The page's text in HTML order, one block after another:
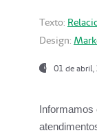
Texto:
Design:
01 de